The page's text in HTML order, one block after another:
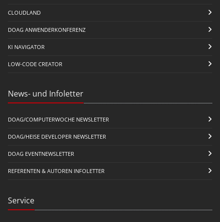
CLOUDLAND
DOAG ANWENDERKONFERENZ
KI NAVIGATOR
LOW-CODE CREATOR
News- und Infoletter
DOAG/COMPUTERWOCHE NEWSLETTER
DOAG/HEISE DEVELOPER NEWSLETTER
DOAG EVENTNEWSLETTER
REFERENTEN & AUTOREN INFOLETTER
Service